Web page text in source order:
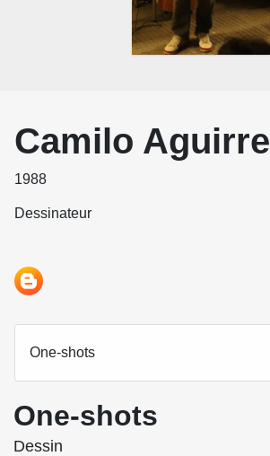
Camilo Aguirre
1988
Dessinateur
One-shots
One-shots
Dessin